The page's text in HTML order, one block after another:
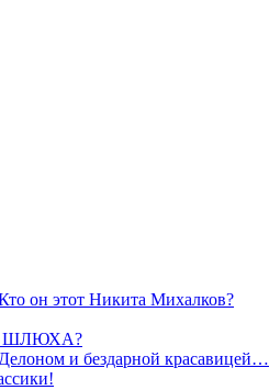
он этот Никита Михалков?
ШЛЮХА?
и бездарной красавицей…